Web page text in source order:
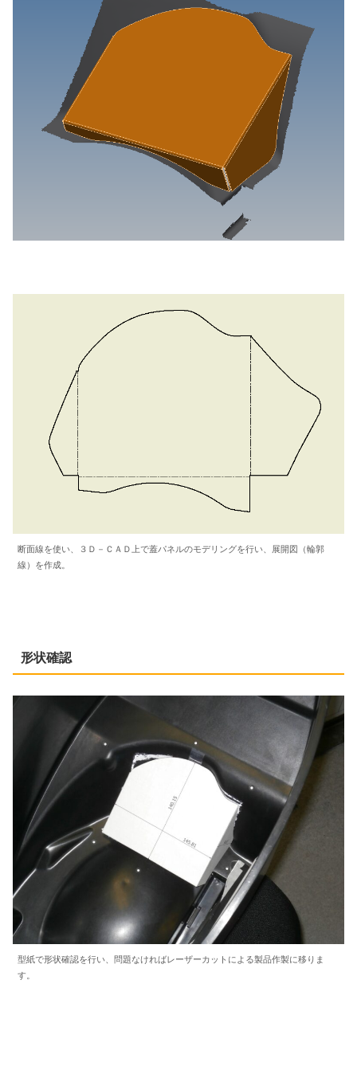
断面線を使い、３Ｄ－ＣＡＤ上で蓋パネルのモデリングを行い、展開図（輪郭
線）を作成。
形状確認
型紙で形状確認を行い、問題なければレーザーカットによる製品作製に移りま
す。